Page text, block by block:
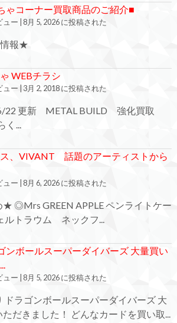
ゃコーナー買取商品のご紹介■
ュー 8月 5, 2026 に投稿された
報★
WEBチラシ
ュー 3月 2, 2018 に投稿された
22 更新 METAL BUILD 強化買取
く...
、VIVANT 話題のアーティストから
ュー 8月 6, 2026 に投稿された
◎Mrs GREEN APPLE ペンライトケー
ルトラウム ネックフ...
ンボールスーパーダイバーズ 大量買い
ュー 8月 5, 2026 に投稿された
ドラゴンボールスーパーダイバーズ 大
だきました！ どんなカードを買い取...